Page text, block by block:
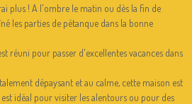
plus ! A l'ombre le matin ou dès la fin de
les parties de pétanque dans la bonne
réuni pour passer d'excellentes vacances dans
dépaysant et au calme, cette maison est
idéal pour visiter les alentours ou pour des